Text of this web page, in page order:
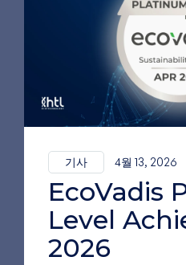
기사 4월 13, 2026
EcoVadis
Level
2026